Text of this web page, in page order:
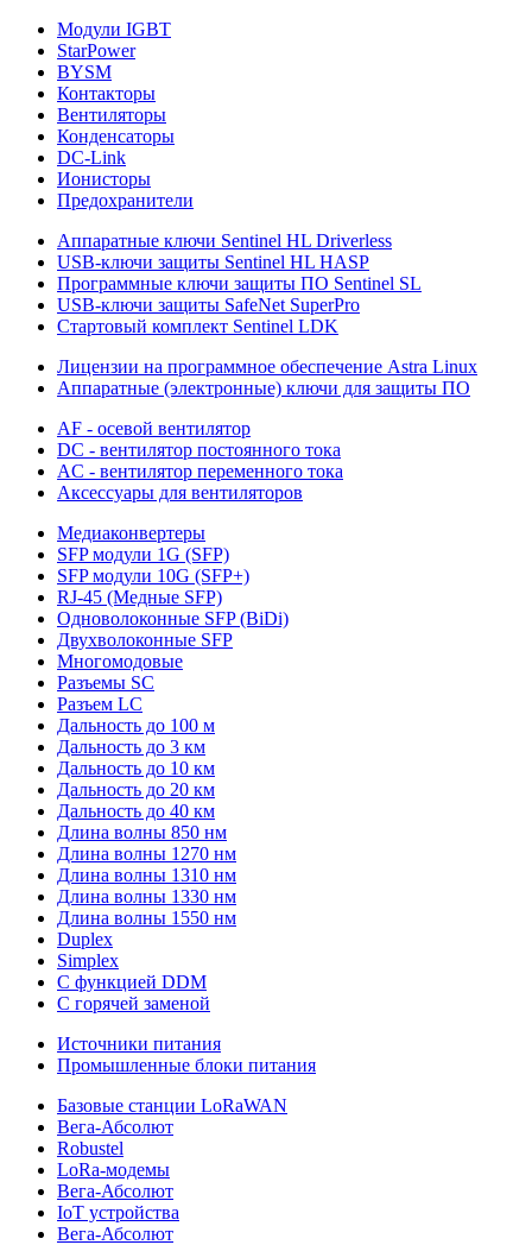
Модули IGBT
StarPower
BYSM
Контакторы
Вентиляторы
Конденсаторы
DC-Link
Ионисторы
Предохранители
Аппаратные ключи Sentinel HL Driverless
USB-ключи защиты Sentinel HL HASP
Программные ключи защиты ПО Sentinel SL
USB-ключи защиты SafeNet SuperPro
Стартовый комплект Sentinel LDK
Лицензии на программное обеспечение Astra Linux
Аппаратные (электронные) ключи для защиты ПО
AF - осевой вентилятор
DC - вентилятор постоянного тока
AC - вентилятор переменного тока
Аксессуары для вентиляторов
Медиаконвертеры
SFP модули 1G (SFP)
SFP модули 10G (SFP+)
RJ-45 (Медные SFP)
Одноволоконные SFP (BiDi)
Двухволоконные SFP
Многомодовые
Разъемы SC
Разъем LC
Дальность до 100 м
Дальность до 3 км
Дальность до 10 км
Дальность до 20 км
Дальность до 40 км
Длина волны 850 нм
Длина волны 1270 нм
Длина волны 1310 нм
Длина волны 1330 нм
Длина волны 1550 нм
Duplex
Simplex
С функцией DDM
С горячей заменой
Источники питания
Промышленные блоки питания
Базовые станции LoRaWAN
Вега-Абсолют
Robustel
LoRa-модемы
Вега-Абсолют
IoT устройства
Вега-Абсолют